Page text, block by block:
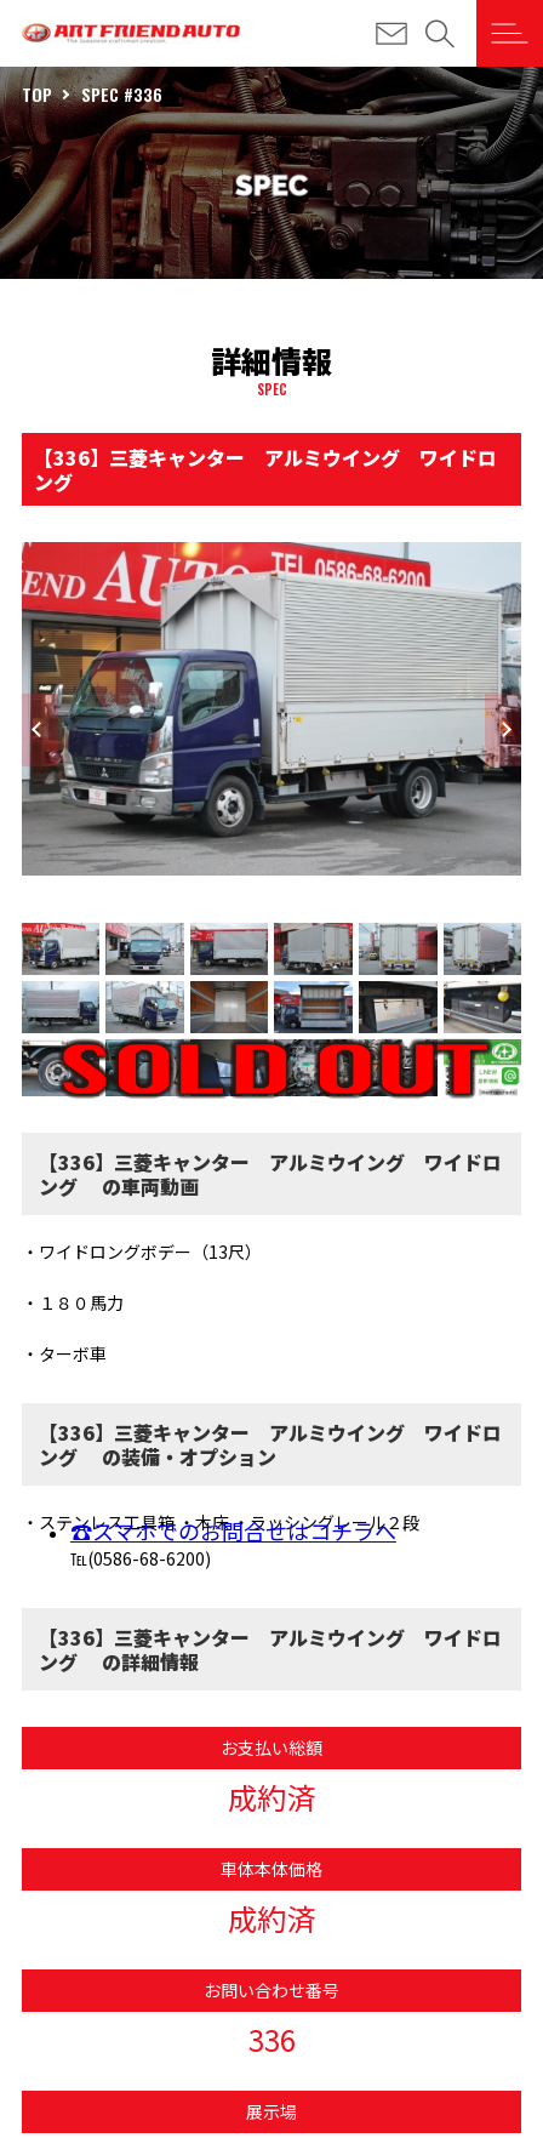
TOP SPEC #336
詳細情報
SPEC
【336】三菱キャンター アルミウイング ワイドロ
ング
【336】三菱キャンター アルミウイング ワイドロ
ング の車両動画
・ワイドロングボデー（13尺）
・１８０馬力
・ターボ車
【336】三菱キャンター アルミウイング ワイドロ
ング の装備・オプション
・ステンレス工具箱 ・木床 ・ラッシングレール２段
☎スマホでのお問合せはコチラへ
℡(0586-68-6200)
【336】三菱キャンター アルミウイング ワイドロ
ング の詳細情報
お支払い総額
成約済
車体本体価格
成約済
お問い合わせ番号
336
展示場